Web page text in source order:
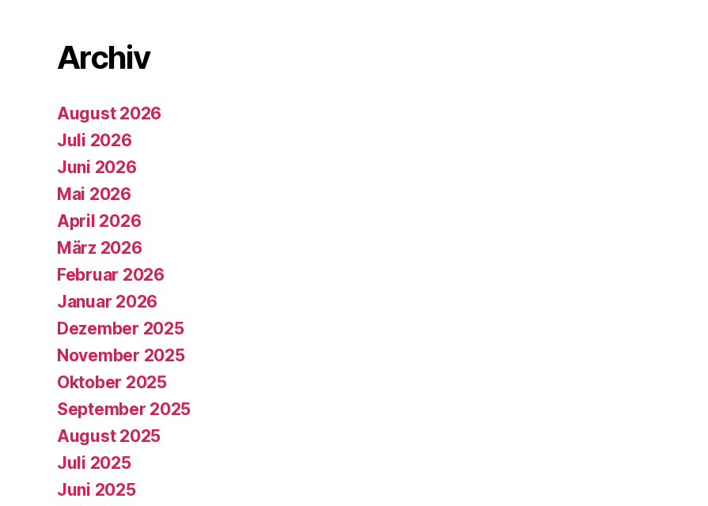
Archiv
August 2026
Juli 2026
Juni 2026
Mai 2026
April 2026
März 2026
Februar 2026
Januar 2026
Dezember 2025
November 2025
Oktober 2025
September 2025
August 2025
Juli 2025
Juni 2025